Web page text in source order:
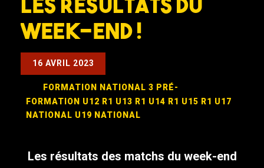
week-end !
16 AVRIL 2023
FORMATION NATIONAL 3 PRÉ-
FORMATION U12 R1 U13 R1 U14 R1 U15 R1 U17
NATIONAL U19 NATIONAL
Les résultats des matchs du week-end